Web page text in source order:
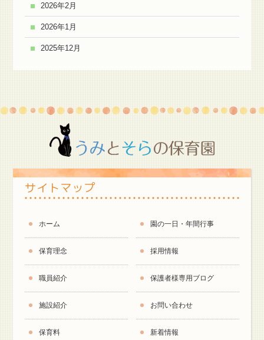
2026年2月
2026年1月
2025年12月
サイトマップ
ホーム
保育理念
職員紹介
施設紹介
保育料
園の一日・年間行事
採用情報
保護者様専用ブログ
お問い合わせ
新着情報